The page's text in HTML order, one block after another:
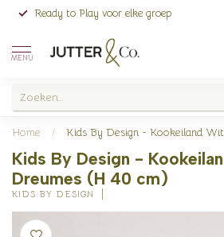
Ready to Play voor elke groep
MENU
Home / Kids By Design - Kookeiland
Kids By Design -
Dreumes (H 40 cm)
KIDS BY DESIGN